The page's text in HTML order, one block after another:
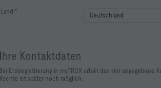
Land
Ihre Kontaktdaten
Bei Erstregistrierung in myTROX erhält der hier
Rechte ist später noch möglich.